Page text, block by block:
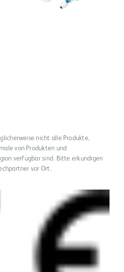
nicht alle Produkte,
von Produkten und
verfügbar sind. Bitte erkundigen
vor Ort.